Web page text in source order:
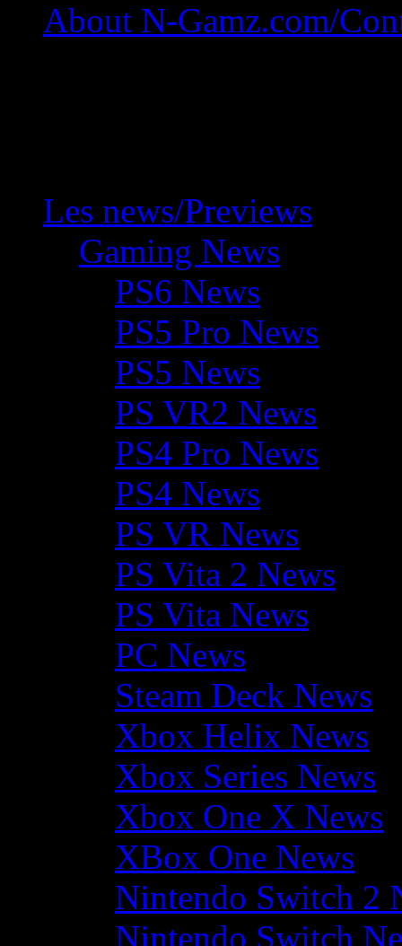
About N-Gamz.com/
Les news/Previews
Gaming News
PS6 News
PS5 Pro News
PS5 News
PS VR2 News
PS4 Pro News
PS4 News
PS VR News
PS Vita 2 News
PS Vita News
PC News
Steam Deck News
Xbox Helix News
Xbox Series News
Xbox One X News
XBox One News
Nintendo Switch 2
Nintendo Switch